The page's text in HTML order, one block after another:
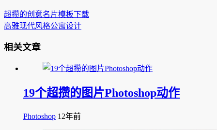
超攒的创意名片模板下载
高雅现代风格公寓设计
相关文章
19个超攒的图片Photoshop动作
Photoshop 12年前